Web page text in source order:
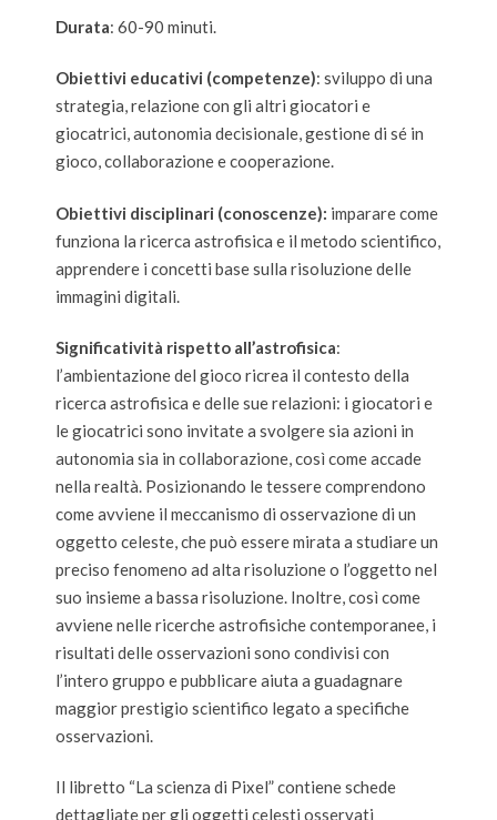
Durata: 60-90 minuti.
Obiettivi educativi (competenze): sviluppo di una
strategia, relazione con gli altri giocatori e
giocatrici, autonomia decisionale, gestione di sé in
gioco, collaborazione e cooperazione.
Obiettivi disciplinari (conoscenze): imparare come
funziona la ricerca astrofisica e il metodo scientifico,
apprendere i concetti base sulla risoluzione delle
immagini digitali.
Significatività rispetto all’astrofisica:
l’ambientazione del gioco ricrea il contesto della
ricerca astrofisica e delle sue relazioni: i giocatori e
le giocatrici sono invitate a svolgere sia azioni in
autonomia sia in collaborazione, così come accade
nella realtà. Posizionando le tessere comprendono
come avviene il meccanismo di osservazione di un
oggetto celeste, che può essere mirata a studiare un
preciso fenomeno ad alta risoluzione o l’oggetto nel
suo insieme a bassa risoluzione. Inoltre, così come
avviene nelle ricerche astrofisiche contemporanee, i
risultati delle osservazioni sono condivisi con
l’intero gruppo e pubblicare aiuta a guadagnare
maggior prestigio scientifico legato a specifiche
osservazioni.
Il libretto “La scienza di Pixel” contiene schede
dettagliate per gli oggetti celesti osservati